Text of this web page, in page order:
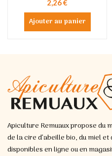
2,26 €
Ajouter au panier
Apiculture Remuaux propose du
de la cire d’abeille bio, du miel
disponibles en ligne ou en